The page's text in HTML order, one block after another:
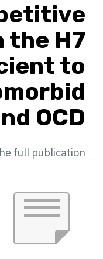
the H7
to
OCD
full publication